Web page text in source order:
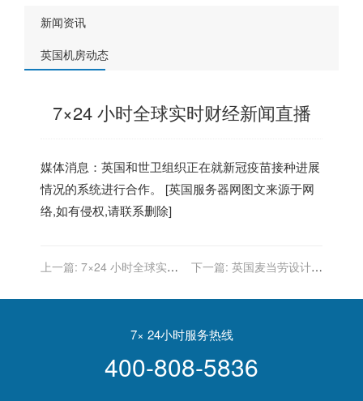
新闻资讯
英国机房动态
7×24 小时全球实时财经新闻直播
媒体消息： 英国和世卫组织正在就新冠疫苗接种进展
情况的系统进行合作。 [英国服务器网图文来源于网
络,如有侵权,请联系删除]
上一篇: 7×24 小时全球实时
下一篇: 英国麦当劳设计餐
展”元素
7× 24小时服务热线
400-808-5836